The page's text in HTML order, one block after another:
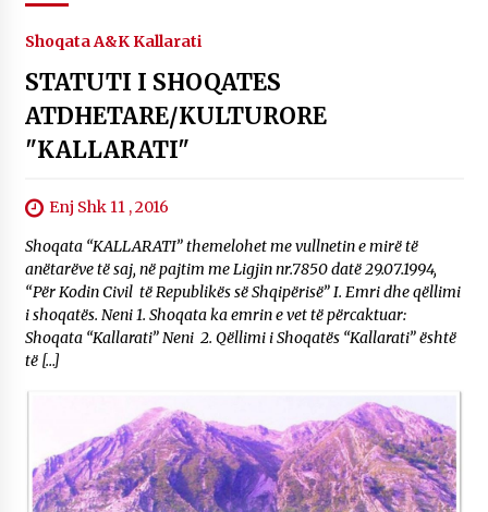
Shoqata A&K Kallarati
STATUTI I SHOQATES
ATDHETARE/KULTURORE
"KALLARATI"
Enj Shk 11 , 2016
Shoqata “KALLARATI” themelohet me vullnetin e mirë të
anëtarëve të saj, në pajtim me Ligjin nr.7850 datë 29.07.1994,
“Për Kodin Civil të Republikës së Shqipërisë” I. Emri dhe qëllimi
i shoqatës. Neni 1. Shoqata ka emrin e vet të përcaktuar:
Shoqata “Kallarati” Neni 2. Qëllimi i Shoqatës “Kallarati” është
të […]